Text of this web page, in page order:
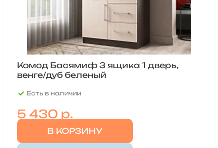
Комод Басямиф 3 ящика 1 дверь,
венге/дуб беленый
Есть в наличии
5 430р.
В КОРЗИНУ